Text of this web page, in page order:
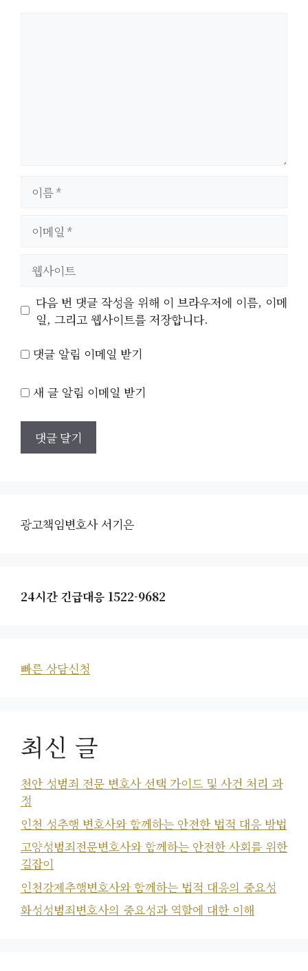
트
다음 번 댓글 작성을 위해 이 브라우저에 이름, 이메
일, 그리고 웹사이트를 저장합니다.
댓글 알림 이메일 받기
새 글 알림 이메일 받기
광고책임변호사 서기은
24시간 긴급대응 1522-9682
빠른 상담신청
최신 글
천안 성범죄 전문 변호사 선택 가이드 및 사건 처리 과
정
인천 성추행 변호사와 함께하는 안전한 법적 대응 방법
고양성범죄전문변호사와 함께하는 안전한 사회를 위한
길잡이
인천강제추행변호사와 함께하는 법적 대응의 중요성
화성성범죄변호사의 중요성과 역할에 대한 이해